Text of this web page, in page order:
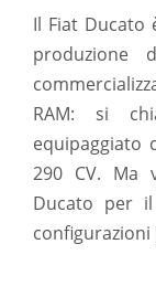
Il Fiat Ducato
RAM: si
equipaggiato
290 CV. Ma
Ducato per